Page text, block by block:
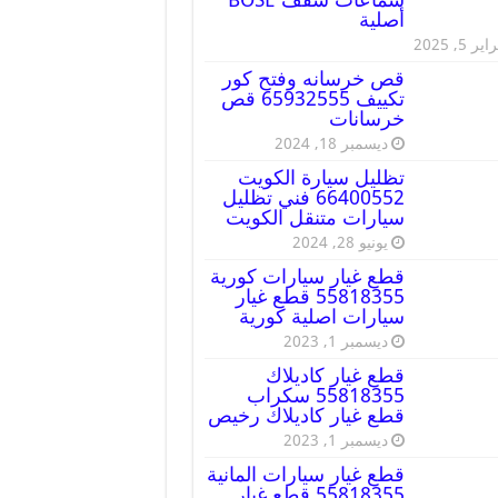
أصلية
5, 2025
قص خرسانه وفتح كور
تكييف 65932555 قص
خرسانات
ديسمبر 18, 2024
تظليل سيارة الكويت
66400552 فني تظليل
سيارات متنقل الكويت
يونيو 28, 2024
قطع غيار سيارات كورية
55818355 قطع غيار
سيارات اصلية كورية
ديسمبر 1, 2023
قطع غيار كاديلاك
55818355 سكراب
قطع غيار كاديلاك رخيص
ديسمبر 1, 2023
قطع غيار سيارات المانية